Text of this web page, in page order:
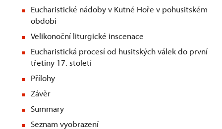
Eucharistické nádoby v Kutné Hoře v pohusitském
období
Velikonoční liturgické inscenace
Eucharistická procesí od husitských válek do první
třetiny 17. století
Přílohy
Závěr
Summary
Seznam vyobrazení